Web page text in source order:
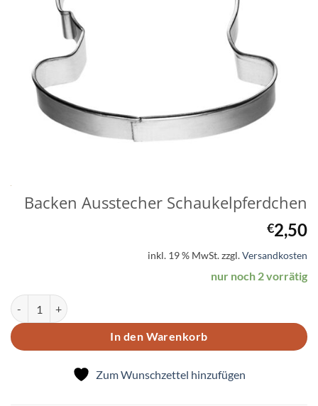
Backen Ausstecher Schaukelpferdchen
€2,50
inkl. 19 % MwSt.zzgl.Versandkosten
nur noch 2 vorrätig
Backen Ausstecher Schaukelpferdchen Menge
In den Warenkorb
Zum Wunschzettel hinzufügen